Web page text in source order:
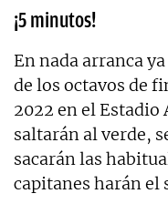
¡5 minutos!
En nada arranca
de los octavos de
2022 en el Estadio
saltarán al verde,
sacarán las
capitanes harán el